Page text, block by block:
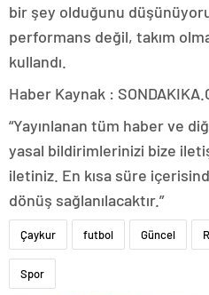
bir şey olduğunu
performans değil, takım
kullandı.
Haber Kaynak :
“Yayınlanan tüm haber ve
yasal bildirimlerinizi bize
iletiniz. En kısa süre
dönüş sağlanılacaktır.”
Çaykur futbol Güncel
Spor